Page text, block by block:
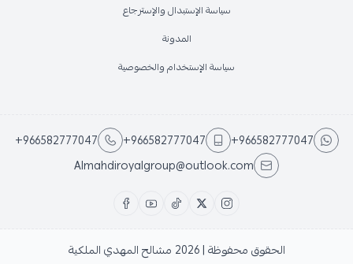
سياسة الإستبدال والإسترجاع
المدونة
سياسة الإستخدام والخصوصية
+966582777047
+966582777047
+966582777047
Almahdiroyalgroup@outlook.com
الحقوق محفوظة | 2026 مشالح المهدي الملكية